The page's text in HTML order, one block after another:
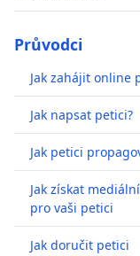
Průvodci
Jak zahájit online
Jak napsat petici?
Jak petici
Jak získat
pro vaši petici
Jak doručit petici